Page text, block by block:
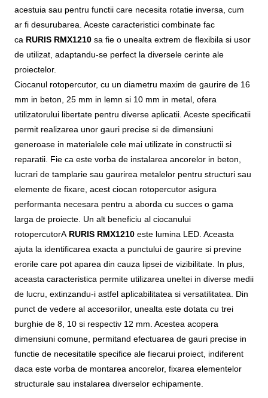
acestuia sau pentru functii care necesita rotatie inversa, cum
ar fi desurubarea. Aceste caracteristici combinate fac
ca RURIS RMX1210 sa fie o unealta extrem de flexibila si usor
de utilizat, adaptandu-se perfect la diversele cerinte ale
proiectelor.
Ciocanul rotopercutor, cu un diametru maxim de gaurire de 16
mm in beton, 25 mm in lemn si 10 mm in metal, ofera
utilizatorului libertate pentru diverse aplicatii. Aceste specificatii
permit realizarea unor gauri precise si de dimensiuni
generoase in materialele cele mai utilizate in constructii si
reparatii. Fie ca este vorba de instalarea ancorelor in beton,
lucrari de tamplarie sau gaurirea metalelor pentru structuri sau
elemente de fixare, acest ciocan rotopercutor asigura
performanta necesara pentru a aborda cu succes o gama
larga de proiecte. Un alt beneficiu al ciocanului
rotopercutorA RURIS RMX1210 este lumina LED. Aceasta
ajuta la identificarea exacta a punctului de gaurire si previne
erorile care pot aparea din cauza lipsei de vizibilitate. In plus,
aceasta caracteristica permite utilizarea uneltei in diverse medii
de lucru, extinzandu-i astfel aplicabilitatea si versatilitatea. Din
punct de vedere al accesoriilor, unealta este dotata cu trei
burghie de 8, 10 si respectiv 12 mm. Acestea acopera
dimensiuni comune, permitand efectuarea de gauri precise in
functie de necesitatile specifice ale fiecarui proiect, indiferent
daca este vorba de montarea ancorelor, fixarea elementelor
structurale sau instalarea diverselor echipamente.